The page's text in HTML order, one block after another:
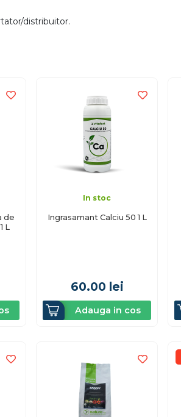
distribuitor.
de
L
In stoc
Ingrasamant Calciu 50 1 L
60.00 lei
Adauga in cos